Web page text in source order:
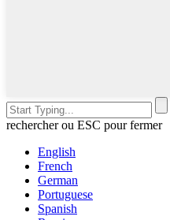
rechercher ou ESC pour fermer
English
French
German
Portuguese
Spanish